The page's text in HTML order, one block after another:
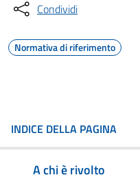
Condividi
Normativa di riferimento
INDICE DELLA PAGINA
A chi è rivolto